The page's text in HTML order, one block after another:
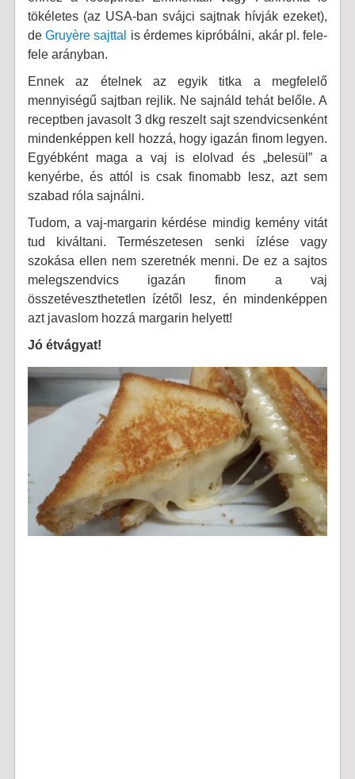
tökéletes (az USA-ban svájci sajtnak hívják ezeket),
deGruyère sajttal
is érdemes kipróbálni, akár pl. fele-
fele arányban.
Ennek az ételnek az egyik titka a megfelelő
mennyiségű sajtban rejlik. Ne sajnáld tehát belőle. A
receptben javasolt 3 dkg reszelt sajt szendvicsenként
mindenképpen kell hozzá, hogy igazán finom legyen.
Egyébként maga a vaj is elolvad és „belesül” a
kenyérbe, és attól is csak finomabb lesz, azt sem
szabad róla sajnálni.
Tudom, a vaj-margarin kérdése mindig kemény vitát
tud kiváltani. Természetesen senki ízlése vagy
szokása ellen nem szeretnék menni. De ez a sajtos
melegszendvics igazán finom a vaj
összetéveszthetetlen ízétől lesz, én mindenképpen
azt javaslom hozzá margarin helyett!
Jó étvágyat!